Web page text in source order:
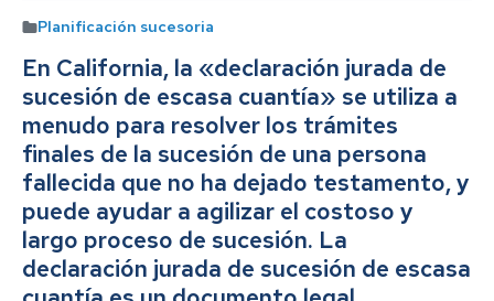
Planificación sucesoria
En California, la «declaración jurada de
sucesión de escasa cuantía» se utiliza a
menudo para resolver los trámites
finales de la sucesión de una persona
fallecida que no ha dejado testamento, y
puede ayudar a agilizar el costoso y
largo proceso de sucesión. La
declaración jurada de sucesión de escasa